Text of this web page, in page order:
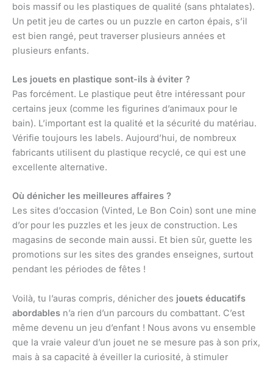
bois massif ou les plastiques de qualité (sans phtalates).
Un petit jeu de cartes ou un puzzle en carton épais, s’il
est bien rangé, peut traverser plusieurs années et
plusieurs enfants.
Les jouets en plastique sont-ils à éviter ?
Pas forcément. Le plastique peut être intéressant pour
certains jeux (comme les figurines d’animaux pour le
bain). L’important est la qualité et la sécurité du matériau.
Vérifie toujours les labels. Aujourd’hui, de nombreux
fabricants utilisent du plastique recyclé, ce qui est une
excellente alternative.
Où dénicher les meilleures affaires ?
Les sites d’occasion (Vinted, Le Bon Coin) sont une mine
d’or pour les puzzles et les jeux de construction. Les
magasins de seconde main aussi. Et bien sûr, guette les
promotions sur les sites des grandes enseignes, surtout
pendant les périodes de fêtes !
Voilà, tu l’auras compris, dénicher des jouets éducatifs
abordables n’a rien d’un parcours du combattant. C’est
même devenu un jeu d’enfant ! Nous avons vu ensemble
que la vraie valeur d’un jouet ne se mesure pas à son prix,
mais à sa capacité à éveiller la curiosité, à stimuler